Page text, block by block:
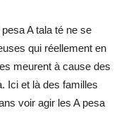
A tala té ne se
qui réellement en
meurent à cause des
Ici et là des familles
voir agir les A pesa